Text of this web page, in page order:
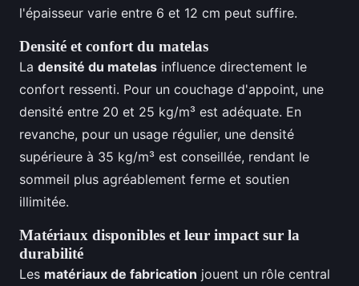
l'épaisseur varie entre 6 et 12 cm peut suffire.
Densité et confort du matelas
La densité du matelas influence directement le
confort ressenti. Pour un couchage d'appoint, une
densité entre 20 et 25 kg/m³ est adéquate. En
revanche, pour un usage régulier, une densité
supérieure à 35 kg/m³ est conseillée, rendant le
sommeil plus agréablement ferme et soutien
illimitée.
Matériaux disponibles et leur impact sur la
durabilité
Les matériaux de fabrication jouent un rôle central